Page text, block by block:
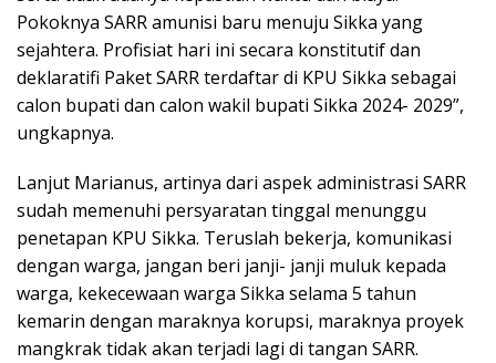
Pokoknya SARR amunisi baru menuju Sikka yang
sejahtera. Profisiat hari ini secara konstitutif dan
deklaratifi Paket SARR terdaftar di KPU Sikka sebagai
calon bupati dan calon wakil bupati Sikka 2024- 2029”,
ungkapnya.
Lanjut Marianus, artinya dari aspek administrasi SARR
sudah memenuhi persyaratan tinggal menunggu
penetapan KPU Sikka. Teruslah bekerja, komunikasi
dengan warga, jangan beri janji- janji muluk kepada
warga, kekecewaan warga Sikka selama 5 tahun
kemarin dengan maraknya korupsi, maraknya proyek
mangkrak tidak akan terjadi lagi di tangan SARR.